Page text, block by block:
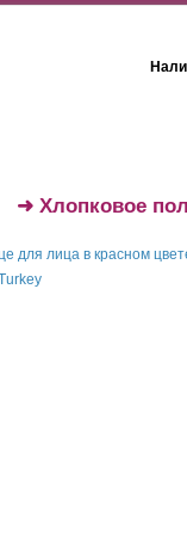
➜ Хлопковое